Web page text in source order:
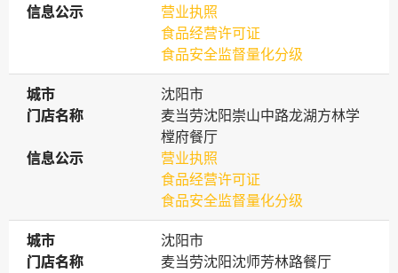
信息公示
信息公示
营业执照
食品经营许可证
食品安全监督量化分级
城市
城市
沈阳市
门店名称
门店名称
麦当劳沈阳崇山中路龙湖方林学
樘府餐厅
信息公示
信息公示
营业执照
食品经营许可证
食品安全监督量化分级
城市
城市
沈阳市
门店名称
门店名称
麦当劳沈阳沈师芳林路餐厅